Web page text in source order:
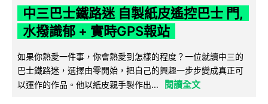
中三巴士鐵路迷 自製紙皮遙控巴士 門,
水撥識郁 + 實時GPS報站
如果你熱愛一件事，你會熱愛到怎樣的程度？一位就讀中三的
巴士鐵路迷，選擇由零開始，把自己的興趣一步步變成真正可
以運作的作品。他以紙皮親手製作出...
閱讀全文